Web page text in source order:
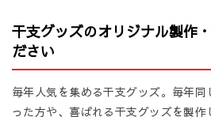
干支グッズのオリジナル製作
ださい
毎年人気を集める干支グッズ。毎年
った方や、喜ばれる干支グッズを製